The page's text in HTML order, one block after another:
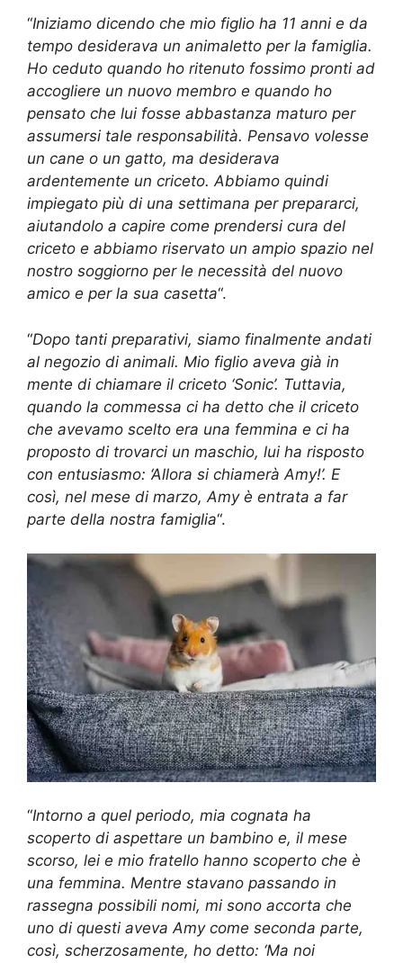
“Iniziamo dicendo che mio figlio ha 11 anni e da
tempo desiderava un animaletto per la famiglia.
Ho ceduto quando ho ritenuto fossimo pronti ad
accogliere un nuovo membro e quando ho
pensato che lui fosse abbastanza maturo per
assumersi tale responsabilità. Pensavo volesse
un cane o un gatto, ma desiderava
ardentemente un criceto. Abbiamo quindi
impiegato più di una settimana per prepararci,
aiutandolo a capire come prendersi cura del
criceto e abbiamo riservato un ampio spazio nel
nostro soggiorno per le necessità del nuovo
amico e per la sua casetta“.
“Dopo tanti preparativi, siamo finalmente andati
al negozio di animali. Mio figlio aveva già in
mente di chiamare il criceto ‘Sonic’. Tuttavia,
quando la commessa ci ha detto che il criceto
che avevamo scelto era una femmina e ci ha
proposto di trovarci un maschio, lui ha risposto
con entusiasmo: ‘Allora si chiamerà Amy!’. E
così, nel mese di marzo, Amy è entrata a far
parte della nostra famiglia“.
“Intorno a quel periodo, mia cognata ha
scoperto di aspettare un bambino e, il mese
scorso, lei e mio fratello hanno scoperto che è
una femmina. Mentre stavano passando in
rassegna possibili nomi, mi sono accorta che
uno di questi aveva Amy come seconda parte,
così, scherzosamente, ho detto: ‘Ma noi